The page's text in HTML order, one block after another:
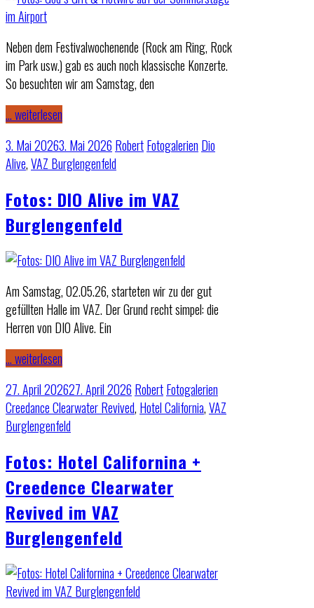
Neben dem Festivalwochenende (Rock am Ring, Rock
im Park usw.) gab es auch noch klassische Konzerte.
So besuchten wir am Samstag, den
… weiterlesen
3. Mai 20263. Mai 2026 RobertFotogalerien Dio
Alive,VAZ Burglengenfeld
Fotos: DIO Alive im VAZ
Burglengenfeld
Am Samstag, 02.05.26, starteten wir zu der gut
gefüllten Halle im VAZ. Der Grund recht simpel: die
Herren von DIO Alive. Ein
… weiterlesen
27. April 202627. April 2026 RobertFotogalerien
Creedance Clearwater Revived, Hotel California,VAZ
Burglengenfeld
Fotos: Hotel Californina +
Creedence Clearwater
Revived im VAZ
Burglengenfeld